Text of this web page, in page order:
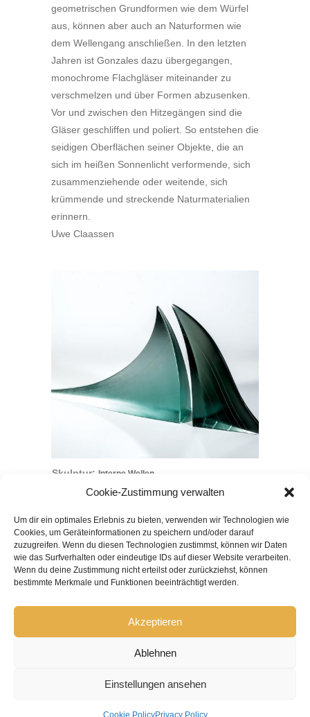
Cookie-Zustimmung verwalten
Um dir ein optimales Erlebnis zu bieten, verwenden wir Technologien wie
Cookies, um Geräteinformationen zu speichern und/oder darauf
zuzugreifen. Wenn du diesen Technologien zustimmst, können wir Daten
wie das Surfverhalten oder eindeutige IDs auf dieser Website verarbeiten.
Wenn du deine Zustimmung nicht erteilst oder zurückziehst, können
bestimmte Merkmale und Funktionen beeinträchtigt werden.
Akzeptieren
Ablehnen
Einstellungen ansehen
Cookie PolicyPrivacy Policy
geometrischen Grundformen wie dem Würfel
aus, können aber auch an Naturformen wie
dem Wellengang anschließen. In den letzten
Jahren ist Gonzales dazu übergegangen,
monochrome Flachgläser miteinander zu
verschmelzen und über Formen abzusenken.
Vor und zwischen den Hitzegängen sind die
Gläser geschliffen und poliert. So entstehen die
seidigen Oberflächen seiner Objekte, die an
sich im heißen Sonnenlicht verformende, sich
zusammenziehende oder weitende, sich
krümmende und streckende Naturmaterialien
erinnern.
Uwe Claassen
Skulptur: Interne Wellen
ACHILLES-STIFTUNG
•Über die Stiftung
AGB|IMPRESSUM|DATENSCHUTZ